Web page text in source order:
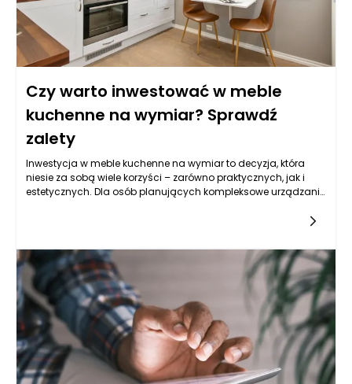
Czy warto inwestować w meble
kuchenne na wymiar? Sprawdź
zalety
Inwestycja w meble kuchenne na wymiar to decyzja, która
niesie za sobą wiele korzyści – zarówno praktycznych, jak i
estetycznych. Dla osób planujących kompleksowe urządzanie
panujących w pomieszczeniu – jego kształtu, wielkości,
naturalnego oświetlenia i preferencji użytkowników. Na
lokalnym rynku, jakim jest Rzeszów, dostęp do
doświadczonych stolarzy i studiów projektowych oferujących
indywidualne podejście do klienta jest coraz większy. Dzięki
temu możliwe jest stworzenie kuchni, która nie tylko wygląda
nowocześnie, ale przede wszystkim odpowiada na realne
potrzeby domowników. W porównaniu do gotowych
zestawów, meble kuchenne Rzeszów na wymiar stanowią
długoterminową inwestycję w komfort codziennego życia.